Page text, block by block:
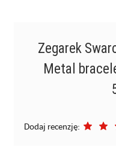
Zegarek
Metal
Dodaj recenzję: